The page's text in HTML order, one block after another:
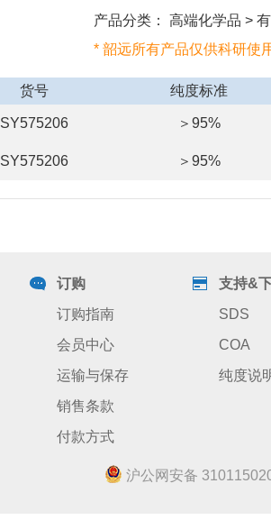
产品分类： 高端化学品 >
* 韶远所有产品仅供科研使
货号 纯度标准
SY575206 ＞95%
SY575206 ＞95%
订购
订购指南
会员中心
运输与保存
销售条款
付款方式
支持&
SDS
COA
纯度说
沪公网安备